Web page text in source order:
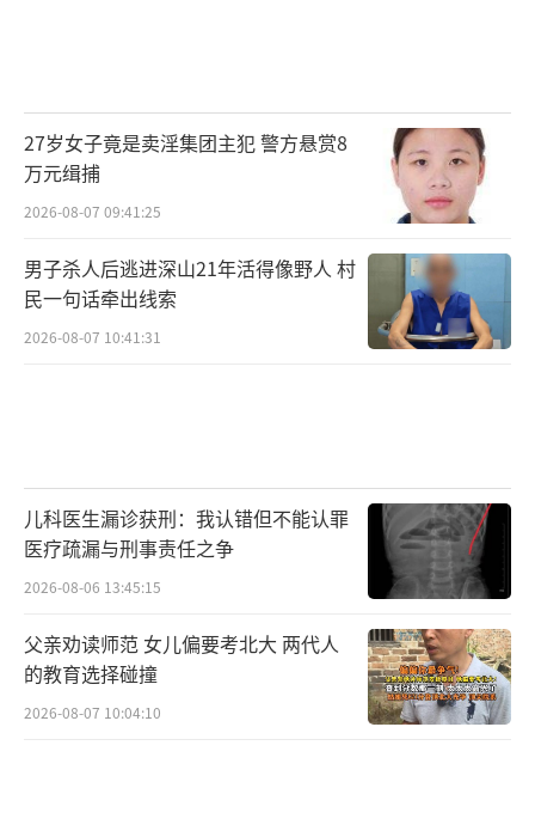
27岁女子竟是卖淫集团主犯 警方悬赏8
万元缉捕
2026-08-07 09:41:25
男子杀人后逃进深山21年活得像野人 村
民一句话牵出线索
2026-08-07 10:41:31
儿科医生漏诊获刑：我认错但不能认罪
医疗疏漏与刑事责任之争
2026-08-06 13:45:15
父亲劝读师范 女儿偏要考北大 两代人
的教育选择碰撞
2026-08-07 10:04:10